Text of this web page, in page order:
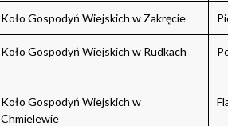
Koło Gospodyń Wiejskich w Zakręcie
Koło Gospodyń Wiejskich w Rudkach
Koło Gospodyń Wiejskich w
Chmielewie